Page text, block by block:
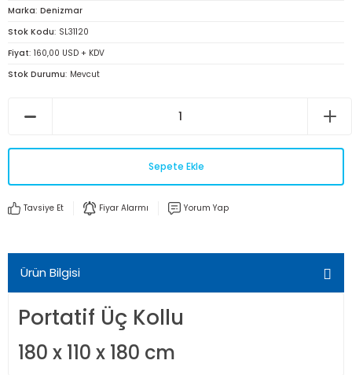
Marka Denizmar
Stok Kodu SL31120
Fiyat 160,00 USD + KDV
Stok Durumu Mevcut
Sepete Ekle
Tavsiye Et Fiyar Alarmı Yorum Yap
Ürün Bilgisi
Portatif Üç Kollu
180 x 110 x 180 cm